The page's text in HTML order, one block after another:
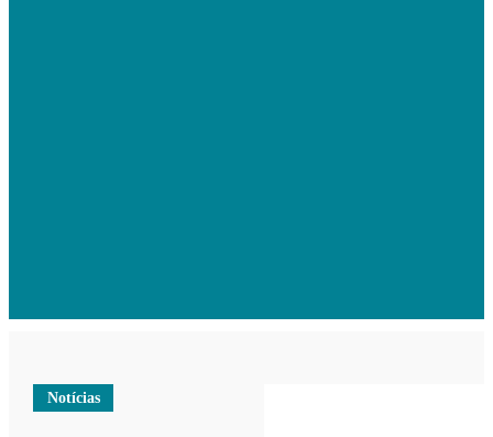
Notícias